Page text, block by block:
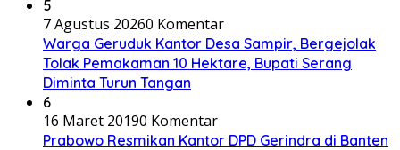
5
7 Agustus 20260 Komentar
Warga Geruduk Kantor Desa Sampir, Bergejolak
Tolak Pemakaman 10 Hektare, Bupati Serang
Diminta Turun Tangan
6
16 Maret 20190 Komentar
Prabowo Resmikan Kantor DPD Gerindra di Banten